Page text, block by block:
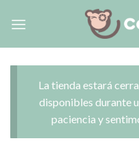
La tienda estará
disponibles durante
paciencia y